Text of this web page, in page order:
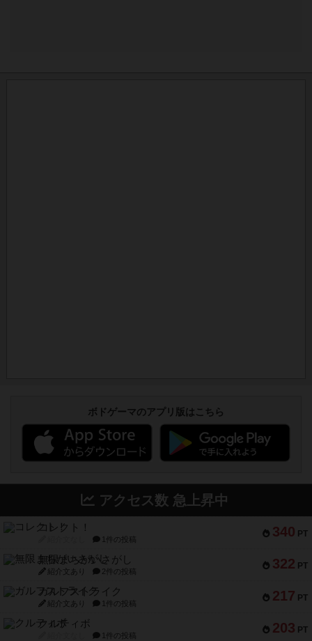
ボドゲーマのアプリ版はこちら
アクセス数 急上昇中
340 PT
コレクト！
1件の投稿
322 PT
無限まちがいさがし
紹介文あり 2件の投稿
217 PT
ガルフストライク
紹介文あり 1件の投稿
203 PT
クルティボ
1件の投稿